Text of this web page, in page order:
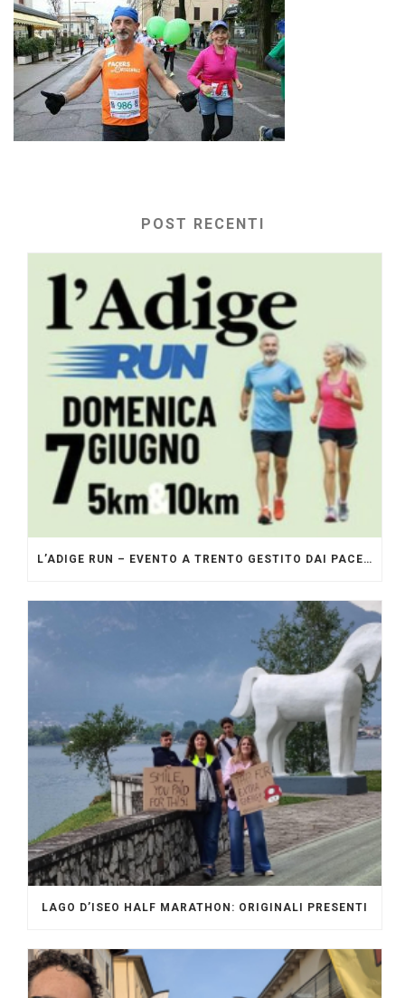
POST RECENTI
L’ADIGE RUN – EVENTO A TRENTO GESTITO DAI PACERS GLI ORIGINALI
LAGO D’ISEO HALF MARATHON: ORIGINALI PRESENTI